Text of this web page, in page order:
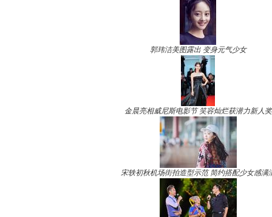
郭玮洁美图露出 变身元气少女
金晨亮相威尼斯电影节 笑容灿烂获潜力新人奖
宋轶初秋机场街拍造型示范 简约搭配少女感满